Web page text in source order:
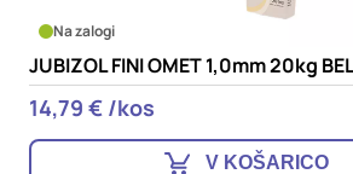
Na zalogi
JUBIZOL FINI OMET 1,0mm 20kg
14,79 € /kos
V KOŠARICO